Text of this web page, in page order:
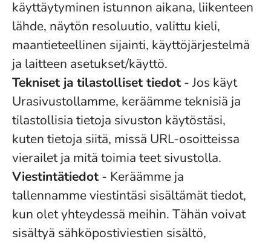
käyttäytyminen istunnon aikana, liikenteen
lähde, näytön resoluutio, valittu kieli,
maantieteellinen sijainti, käyttöjärjestelmä
ja laitteen asetukset/käyttö.
Tekniset ja tilastolliset tiedot- Jos käyt
Urasivustollamme, keräämme teknisiä ja
tilastollisia tietoja sivuston käytöstäsi,
kuten tietoja siitä, missä URL-osoitteissa
vierailet ja mitä toimia teet sivustolla.
Viestintätiedot- Keräämme ja
tallennamme viestintäsi sisältämät tiedot,
kun olet yhteydessä meihin. Tähän voivat
sisältyä sähköpostiviestien sisältö,